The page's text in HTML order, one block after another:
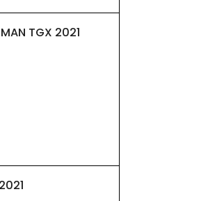
TGX 2021